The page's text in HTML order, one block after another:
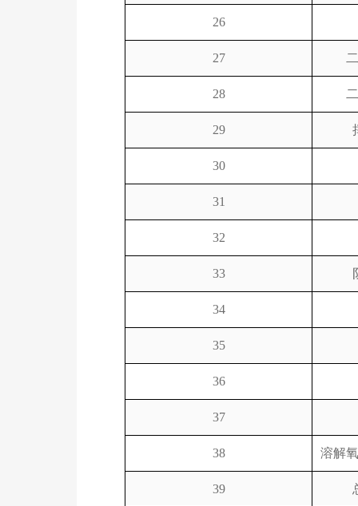
26
27
28
29
30
31
32
33
34
35
36
37
38 溶解氧
39